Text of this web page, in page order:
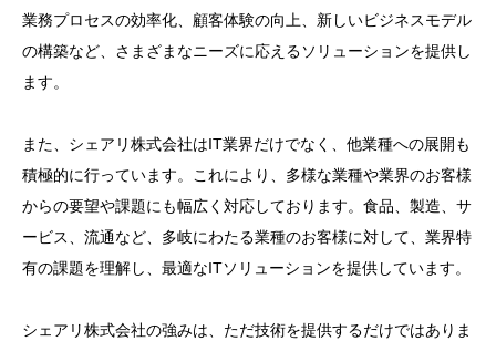
業務プロセスの効率化、顧客体験の向上、新しいビジネスモデル
の構築など、さまざまなニーズに応えるソリューションを提供し
ます。
また、シェアリ株式会社はIT業界だけでなく、他業種への展開も
積極的に行っています。これにより、多様な業種や業界のお客様
からの要望や課題にも幅広く対応しております。食品、製造、サ
ービス、流通など、多岐にわたる業種のお客様に対して、業界特
有の課題を理解し、最適なITソリューションを提供しています。
シェアリ株式会社の強みは、ただ技術を提供するだけではありま